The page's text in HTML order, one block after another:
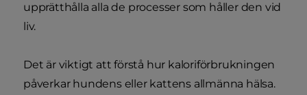
upprätthålla alla de processer som håller den vid
liv.
Det är viktigt att förstå hur kaloriförbrukningen
påverkar hundens eller kattens allmänna hälsa.